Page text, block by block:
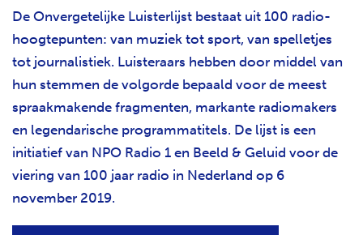
De Onvergetelijke Luisterlijst bestaat uit 100 radio-
hoogtepunten: van muziek tot sport, van spelletjes
tot journalistiek. Luisteraars hebben door middel van
hun stemmen de volgorde bepaald voor de meest
spraakmakende fragmenten, markante radiomakers
en legendarische programmatitels. De lijst is een
initiatief van NPO Radio 1 en Beeld & Geluid voor de
viering van 100 jaar radio in Nederland op 6
november 2019.